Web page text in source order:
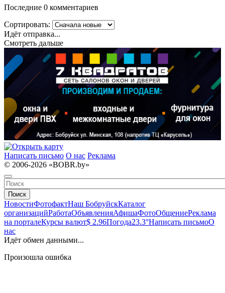
Последние 0 комментариев
Сортировать:
Идёт отправка...
Смотреть дальше
Написать письмо О нас Реклама
© 2006-2026 «BOBR.by»
Поиск
НовостиФотофактНаш БобруйскКаталог
организацийРаботаОбъявленияАфишаФотоОбщениеРеклама
на порталеКурсы валют$ 2.96Погода23.3°Написать письмоО
нас
Идёт обмен данными...
Произошла ошибка